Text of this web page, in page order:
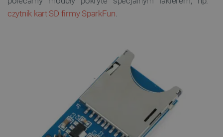
czytnik kart SD firmy SparkFun.